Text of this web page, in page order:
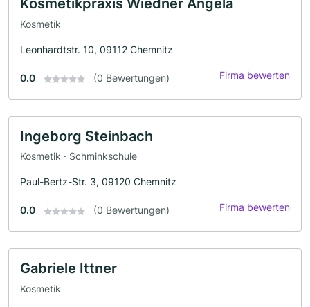
Kosmetikpraxis Wiedner Angela
Kosmetik
Leonhardtstr. 10, 09112 Chemnitz
0.0 (0 Bewertungen) Firma bewerten
Ingeborg Steinbach
Kosmetik · Schminkschule
Paul-Bertz-Str. 3, 09120 Chemnitz
0.0 (0 Bewertungen) Firma bewerten
Gabriele Ittner
Kosmetik